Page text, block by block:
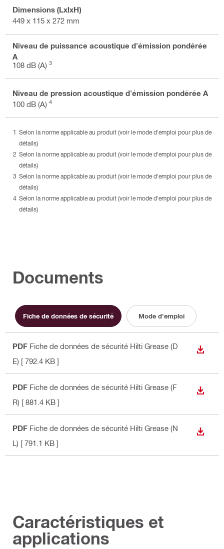
Dimensions (LxlxH)
449 x 115 x 272 mm
Niveau de puissance acoustique d'émission pondérée
A
108 dB (A) 3
Niveau de pression acoustique d'émission pondérée A
100 dB (A) 4
Selon la norme applicable au produit (voir le mode d'emploi pour plus de
détails)
Selon la norme applicable au produit (voir le mode d'emploi pour plus de
détails)
Selon la norme applicable au produit (voir le mode d'emploi pour plus de
détails)
Selon la norme applicable au produit (voir le mode d'emploi pour plus de
détails)
Documents
Fiche de données de sécurité Mode d'emploi
PDF Fiche de données de sécurité Hilti Grease (D
E) [ 792.4 KB ]
PDF Fiche de données de sécurité Hilti Grease (F
R) [ 881.4 KB ]
PDF Fiche de données de sécurité Hilti Grease (N
L) [ 791.1 KB ]
Caractéristiques et
applications